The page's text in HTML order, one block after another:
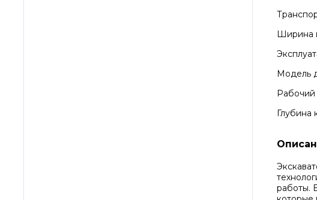
Ширина
Модель
Глубина
работы.